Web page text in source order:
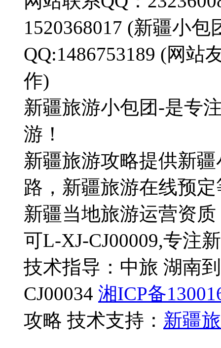
1520368017 (新疆小
QQ:1486753189 (网站
作)
新疆旅游小包团-是专
游！
新疆旅游攻略提供新
路，新疆旅游在线预
新疆当地旅游运营资
可L-XJ-CJ00009,专注
技术指导：中旅 湖南
CJ00034 湘ICP备
攻略 技术支持： 新疆